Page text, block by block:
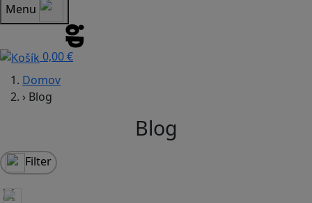
Menu
0,00 €
Domov
› Blog
Blog
Filter